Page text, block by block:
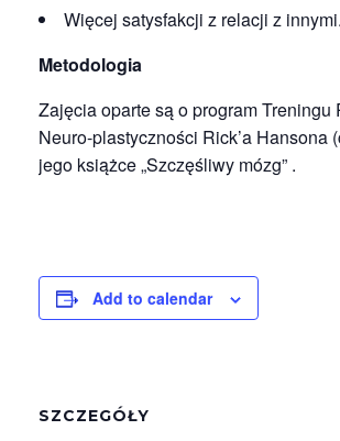
Więcej satysfakcji z relacji z innymi.
Metodologia
Zajęcia oparte są o program Treningu
Neuro-plastyczności Rick’a Hansona
jego książce „Szczęśliwy mózg” .
Add to calendar
SZCZEGÓŁY